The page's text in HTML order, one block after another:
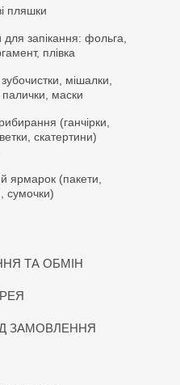
пляшки
для запікання: фольга,
плівка
мішалки,
палички, маски
(ганчірки,
скатертини)
ярмарок (пакети,
сумочки)
ТА ОБМІН
ЗАМОВЛЕННЯ